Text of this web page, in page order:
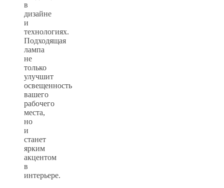
в
дизайне
и
технологиях.
Подходящая
лампа
не
только
улучшит
освещенность
вашего
рабочего
места,
но
и
станет
ярким
акцентом
в
интерьере.